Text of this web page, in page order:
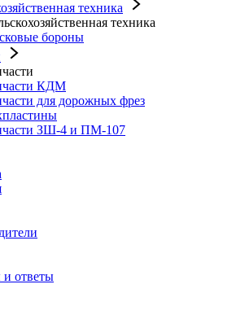
техника
техника
бороны
КДМ
для дорожных фрез
ЗШ-4 и ПМ-107
ответы